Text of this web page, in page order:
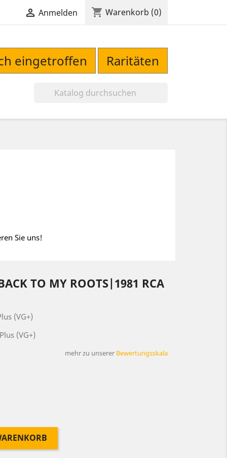
 Anmelden shopping_cart Warenkorb (0)
eingetroffen Raritäten
Sie uns!
TO MY ROOTS|1981 RCA
(VG+)
(VG+)
mehr zu unserer Bewertungsskala